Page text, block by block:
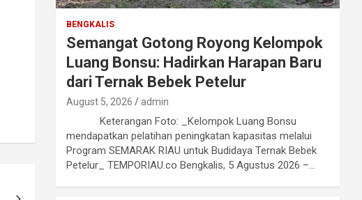
BENGKALIS
Semangat Gotong Royong Kelompok
Luang Bonsu: Hadirkan Harapan Baru
dari Ternak Bebek Petelur
August 5, 2026 admin
Keterangan Foto: _Kelompok Luang Bonsu
mendapatkan pelatihan peningkatan kapasitas melalui
Program SEMARAK RIAU untuk Budidaya Ternak Bebek
Petelur_ TEMPORIAU.co Bengkalis, 5 Agustus 2026 –…